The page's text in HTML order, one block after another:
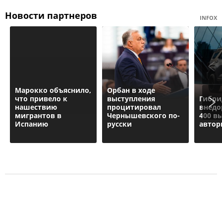
Новости партнеров INFOX
Марокко объяснило,
что привело к
нашествию
мигрантов в
Испанию
Орбан в ходе
выступления
процитировал
Чернышевского по-
русски
400